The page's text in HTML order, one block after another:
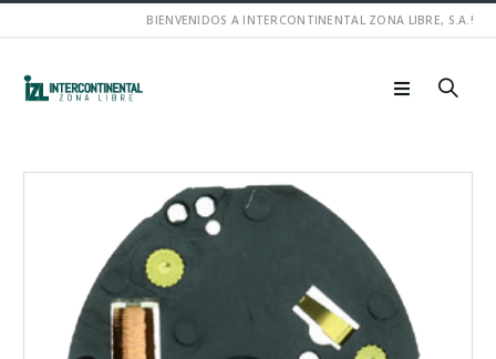
BIENVENIDOS A INTERCONTINENTAL ZONA LIBRE, S.A.!